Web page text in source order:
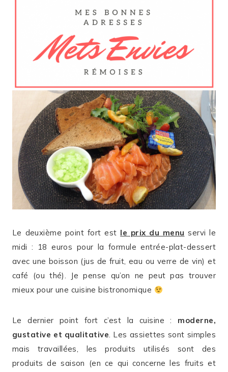
Le deuxième point fort est le prix du menu servi le
midi : 18 euros pour la formule entrée-plat-dessert
avec une boisson (jus de fruit, eau ou verre de vin) et
café (ou thé). Je pense qu’on ne peut pas trouver
mieux pour une cuisine bistronomique
Le dernier point fort c’est la cuisine : moderne,
gustative et qualitative. Les assiettes sont simples
mais travaillées, les produits utilisés sont des
produits de saison (en ce qui concerne les fruits et